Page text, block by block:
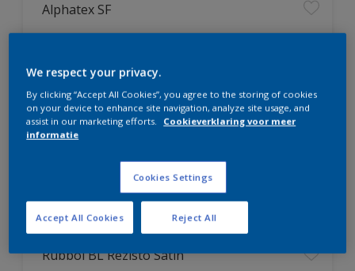
Alphatex SF
Hoge dekkracht. Klasse 1 volgens
DIN EN 13300
Natte schrobvastheid klasse 1
Rubbol BL Rezisto Satin
We respect your privacy.
By clicking “Accept All Cookies”, you agree to the storing of cookies
on your device to enhance site navigation, analyze site usage, and
assist in our marketing efforts.
Cookieverklaring voor meer
informatie
Cookies Settings
Reject All
Accept All Cookies